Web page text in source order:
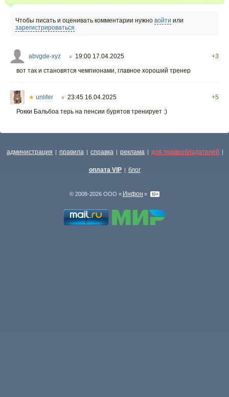
Чтобы писать и оценивать комментарии нужно войти или
зарегистрироваться
abvgde-xyz ○ 19:00 17.04.2025
+3
вот так и становятся чемпионами, главное хороший тренер
★ unlifer ○ 23:45 16.04.2025
+5
Рокки Бальбоа терь на пенсии бурятов тренирует :)
администрация | правила | справка | реклама | для правообладателей |
оплата VIP | блог
© 2008-2026 ООО « Инфон »